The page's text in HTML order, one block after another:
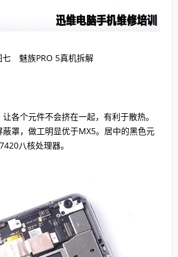
七 魅族PRO 5真机拆解
个元件不会挤在一起，有利于散热。
罩，做工明显优于MX5。居中的黑色元
八核处理器。